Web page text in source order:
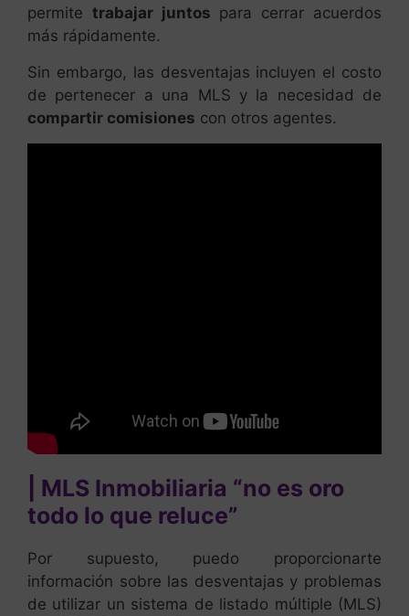
permite trabajar juntos para cerrar acuerdos
más rápidamente.
Sin embargo, las desventajas incluyen el costo
de pertenecer a una MLS y la necesidad de
compartir comisiones con otros agentes.
| MLS Inmobiliaria “no es oro
todo lo que reluce”
Por supuesto, puedo proporcionarte
información sobre las desventajas y problemas
de utilizar un sistema de listado múltiple (MLS)